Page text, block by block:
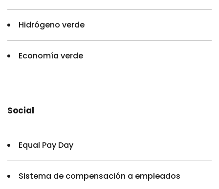
Hidrógeno verde
Economía verde
Social
Equal Pay Day
Sistema de compensación a empleados